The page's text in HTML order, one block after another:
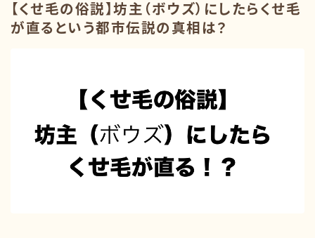
サロンワーク実例
【くせ毛の俗説】坊主（ボウズ）にしたらくせ毛
が直るという都市伝説の真相は？